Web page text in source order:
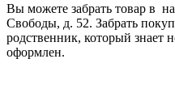
Вы можете забрать товар в
Свободы, д. 52. Забрать
родственник, который знает
оформлен.